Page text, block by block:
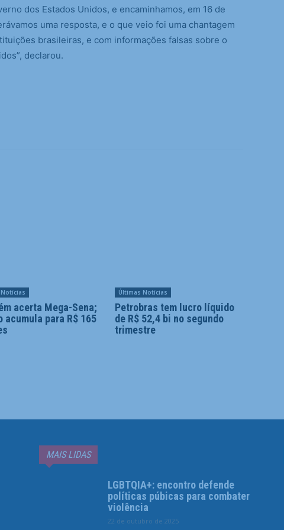
dos Estados Unidos, e encaminhamos, em 16 de
uma resposta, e o que veio foi uma chantagem
brasileiras, e com informações falsas sobre o
declarou.
acerta Mega-Sena;
acumula para R$ 165
Últimas Notícias
Petrobras tem lucro líquido
de R$ 52,4 bi no segundo
trimestre
MAIS LIDAS
LGBTQIA+: encontro defende
políticas púbicas para combater
violência
22 de outubro de 2025